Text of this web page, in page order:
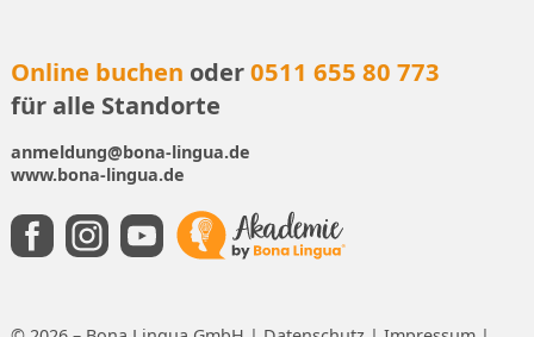
Online buchen oder0511 655 80 773
für alle Standorte
anmeldung@bona-lingua.de
www.bona-lingua.de